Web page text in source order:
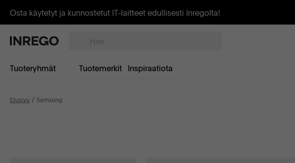
Osta käytetyt ja kunnostetut IT-laitteet edullisesti Inregolta!
Tuoteryhmät Tuotemerkit Inspiraatiota
Etusivu Samsung